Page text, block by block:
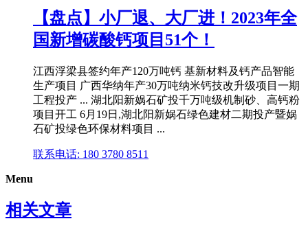
【盘点】小厂退、大厂进！2023年全
国新增碳酸钙项目51个！
江西浮梁县签约年产120万吨钙 基新材料及钙产品智能
生产项目 广西华纳年产30万吨纳米钙技改升级项目一期
工程投产 ... 湖北阳新娲石矿投千万吨级机制砂、高钙粉
项目开工 6月19日,湖北阳新娲石绿色建材二期投产暨娲
石矿投绿色环保材料项目 ...
联系电话: 180 3780 8511
Menu
相关文章